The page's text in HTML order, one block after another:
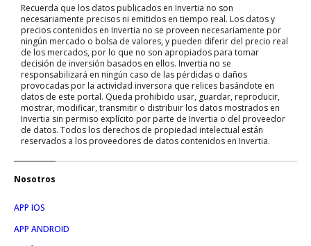
Recuerda que los datos publicados en Invertia no son
necesariamente precisos ni emitidos en tiempo real. Los datos y
precios contenidos en Invertia no se proveen necesariamente por
ningún mercado o bolsa de valores, y pueden diferir del precio real
de los mercados, por lo que no son apropiados para tomar
decisión de inversión basados en ellos. Invertia no se
responsabilizará en ningún caso de las pérdidas o daños
provocadas por la actividad inversora que relices basándote en
datos de este portal. Queda prohibido usar, guardar, reproducir,
mostrar, modificar, transmitir o distribuir los datos mostrados en
Invertia sin permiso explícito por parte de Invertia o del proveedor
de datos. Todos los derechos de propiedad intelectual están
reservados a los proveedores de datos contenidos en Invertia.
Nosotros
APP IOS
APP ANDROID